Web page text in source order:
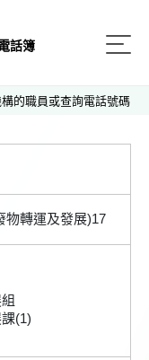
話簿
的職員或查詢電話號碼
物轉運及發展)17
(1)